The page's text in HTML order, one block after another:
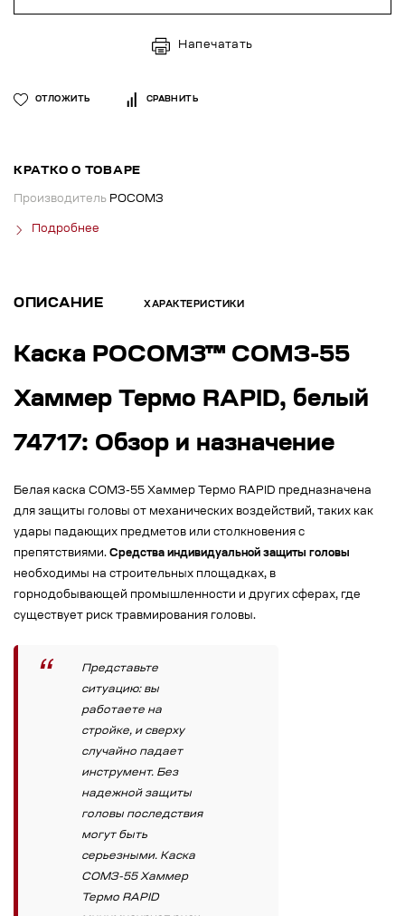
Напечатать
ОТЛОЖИТЬ СРАВНИТЬ
КРАТКО О ТОВАРЕ
Производитель РОСОМЗ
Подробнее
ОПИСАНИЕ ХАРАКТЕРИСТИКИ
Каска РОСОМЗ™ СОМЗ-55
Хаммер Термо RAPID, белый
74717: Обзор и назначение
Белая каска СОМЗ-55 Хаммер Термо RAPID предназначена
для защиты головы от механических воздействий, таких как
удары падающих предметов или столкновения с
препятствиями. Средства индивидуальной защиты головы
необходимы на строительных площадках, в
горнодобывающей промышленности и других сферах, где
существует риск травмирования головы.
Представьте
ситуацию: вы
работаете на
стройке, и сверху
случайно падает
инструмент. Без
надежной защиты
головы последствия
могут быть
серьезными. Каска
СОМЗ-55 Хаммер
Термо RAPID